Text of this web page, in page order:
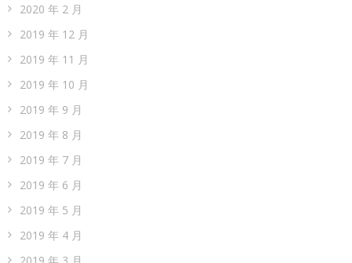
2020 年 2 月
2019 年 12 月
2019 年 11 月
2019 年 10 月
2019 年 9 月
2019 年 8 月
2019 年 7 月
2019 年 6 月
2019 年 5 月
2019 年 4 月